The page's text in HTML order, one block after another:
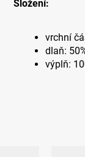
Složení:
vrchní
dlaň:
výplň: